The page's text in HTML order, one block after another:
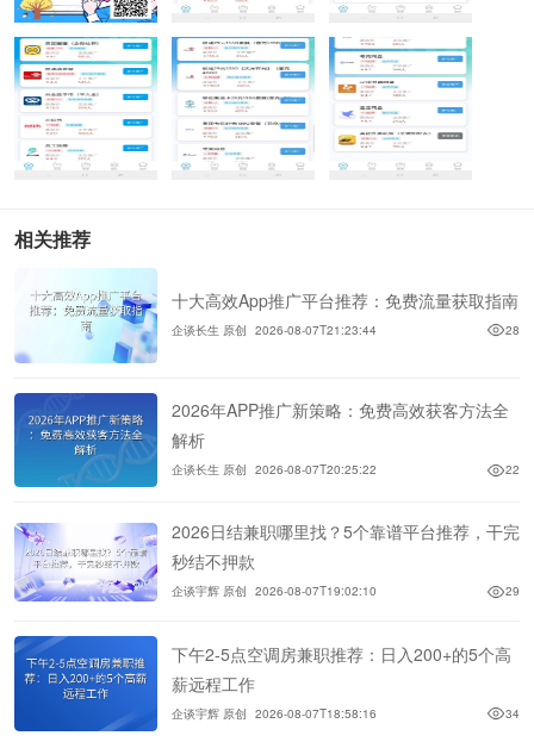
相关推荐
十大高效App推广平台推荐：免费流量获取指南
企谈长生 原创 2026-08-07T21:23:44 28
2026年APP推广新策略：免费高效获客方法全
解析
企谈长生 原创 2026-08-07T20:25:22 22
2026日结兼职哪里找？5个靠谱平台推荐，干完
秒结不押款
企谈宇辉 原创 2026-08-07T19:02:10 29
下午2-5点空调房兼职推荐：日入200+的5个高
薪远程工作
企谈宇辉 原创 2026-08-07T18:58:16 34